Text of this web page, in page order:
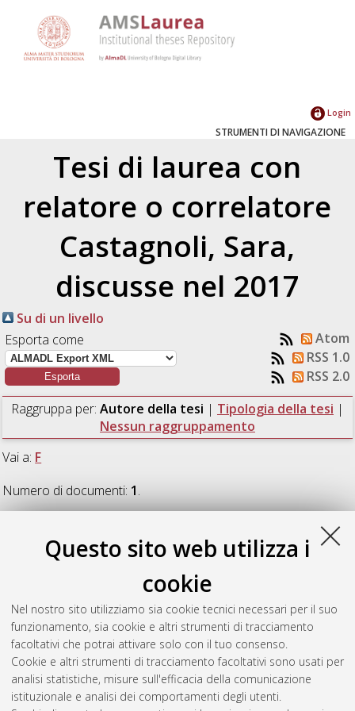
Questo sito web utilizza i
cookie
Nel nostro sito utilizziamo sia cookie tecnici necessari per il suo
funzionamento, sia cookie e altri strumenti di tracciamento
facoltativi che potrai attivare solo con il tuo consenso.
Cookie e altri strumenti di tracciamento facoltativi sono usati per
analisi statistiche, misure sull'efficacia della comunicazione
istituzionale e analisi dei comportamenti degli utenti.
Login
STRUMENTI DI NAVIGAZIONE
Tesi di laurea con
relatore o correlatore
Castagnoli, Sara,
discusse nel 2017
Su di un livello
Esporta come
Atom
RSS 1.0
RSS 2.0
Raggruppa per: Autore della tesi | Tipologia della tesi |
Nessun raggruppamento
Vai a: F
Numero di documenti: 1.
La variazione linguistica nei bilanci
interlinguistica e diacronica.[Laurea magistrale], Università di
Bologna, Corso di Studio in Traduzione specializzata [LM-
DM270] - Forli', Documento full-text non disponibile
Questa lista e' stata generata ilThu Aug 6 06:45:21 2026